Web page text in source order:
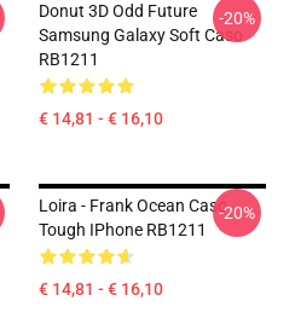
Donut 3D Odd Future
Samsung Galaxy Soft Caso
RB1211
€ 14,81 - € 16,10
-20%
Loira - Frank Ocean Caso
Tough IPhone RB1211
€ 14,81 - € 16,10
-20%